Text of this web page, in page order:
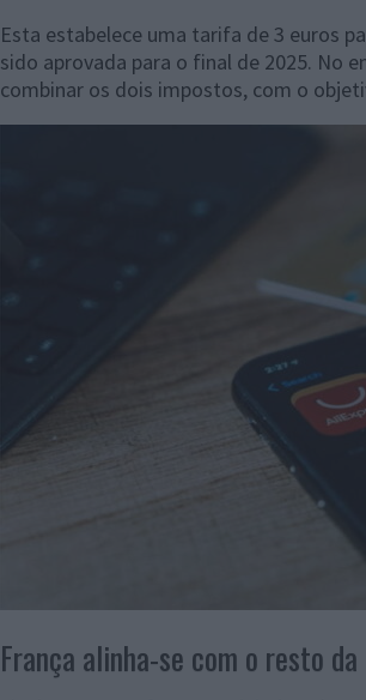
Esta estabelece uma tarifa de 3 euros
sido aprovada para o final de 2025. No
combinar os dois impostos, com o
França alinha-se com o resto da